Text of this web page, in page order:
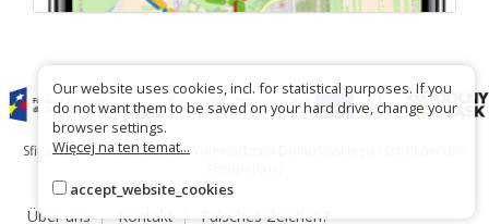
Sfinansowano ze środków Województwa Dolnośląskiego i środków Unii
Über uns Kontakt Falsches Zeichen?
Our website uses cookies, incl. for statistical purposes. If you
do not want them to be saved on your hard drive, change your
browser settings.
Więcej na ten temat...
accept_website_cookies